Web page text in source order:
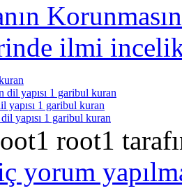
ilmi
dil yapısı 1 garibul kuran
yapısı 1 garibul kuran
yapısı 1 garibul kuran
root1
yorum